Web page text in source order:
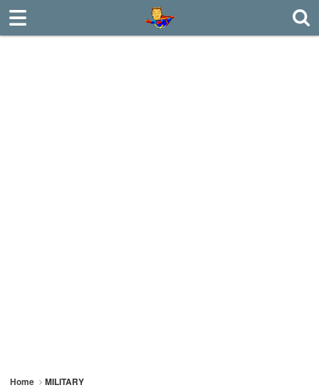
Home MILITARY
로그인
Sketchbook5, 스케치북5